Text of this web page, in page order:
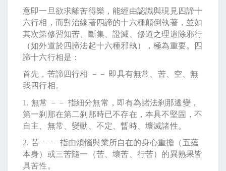
意即一旦欲求離苦得樂，能經由認識與現見四諦十
六行相，而對治緣著四諦的十六種顛倒執著，並如
其次第修習知苦、斷集、證滅、修道之理遣除邪行
（如外道於四諦法起十六種邪執），極為重要。四
諦十六行相是：
首先，苦諦四行相 －－ 即具有無常、苦、空、無
我四行相。
1. 無常 －－ 指細分無常，即有為諸法刹那遷變，
第一刹那在第二刹那時已不存在，本具不堅固，不
自主、無常、變動、不定、暫時、壞滅諸性。
2. 苦 －－ 指由煩惱與業所自在的身心重擔（五蘊
本身）或三苦隨一（苦、壞苦、行苦）的異熟果皆
具苦性。